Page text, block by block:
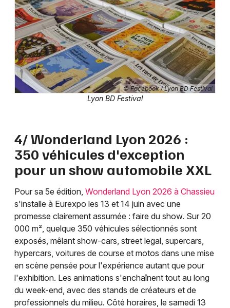
© Facebook / Lyon BD Festival
Lyon BD Festival
4/ Wonderland Lyon 2026 :
350 véhicules d'exception
pour un show automobile XXL
Pour sa 5e édition, Wonderland Lyon 2026 à Chassieu
s'installe à Eurexpo les 13 et 14 juin avec une
promesse clairement assumée : faire du show. Sur 20
000 m², quelque 350 véhicules sélectionnés sont
exposés, mêlant show-cars, street legal, supercars,
hypercars, voitures de course et motos dans une mise
en scène pensée pour l'expérience autant que pour
l'exhibition. Les animations s'enchaînent tout au long
du week-end, avec des stands de créateurs et de
professionnels du milieu. Côté horaires, le samedi 13